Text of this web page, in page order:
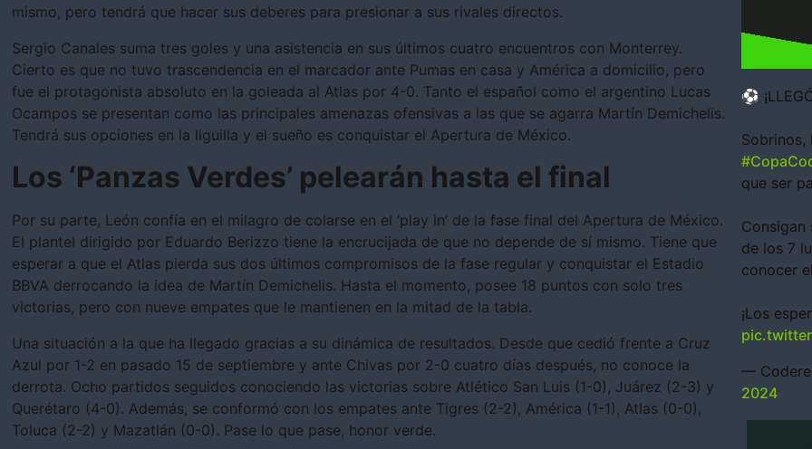
mismo, pero tendrá que hacer sus deberes para presionar a sus rivales directos.
Sergio Canales suma tres goles y una asistencia en sus últimos cuatro encuentros con Monterrey.
Cierto es que no tuvo trascendencia en el marcador ante Pumas en casa y América a domicilio, pero
fue el protagonista absoluto en la goleada al Atlas por 4-0. Tanto el español como el argentino Lucas
Ocampos se presentan como las principales amenazas ofensivas a las que se agarra Martín Demichelis.
Tendrá sus opciones en la liguilla y el sueño es conquistar el Apertura de México.
Los ‘Panzas Verdes’ pelearán hasta el final
Por su parte, León confía en el milagro de colarse en el ‘play in’ de la fase final del Apertura de México.
El plantel dirigido por Eduardo Berizzo tiene la encrucijada de que no depende de sí mismo. Tiene que
esperar a que el Atlas pierda sus dos últimos compromisos de la fase regular y conquistar el Estadio
BBVA derrocando la idea de Martín Demichelis. Hasta el momento, posee 18 puntos con solo tres
victorias, pero con nueve empates que le mantienen en la mitad de la tabla.
Una situación a la que ha llegado gracias a su dinámica de resultados. Desde que cedió frente a Cruz
Azul por 1-2 en pasado 15 de septiembre y ante Chivas por 2-0 cuatro días después, no conoce la
derrota. Ocho partidos seguidos conociendo las victorias sobre Atlético San Luis (1-0), Juárez (2-3) y
Querétaro (4-0). Además, se conformó con los empates ante Tigres (2-2), América (1-1), Atlas (0-0),
Toluca (2-2) y Mazatlán (0-0). Pase lo que pase, honor verde.
⚽
Sobrinos,
que ser
de los 7
conocer
¡Los
—
2024